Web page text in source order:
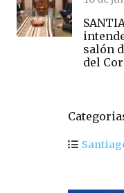
salón
del